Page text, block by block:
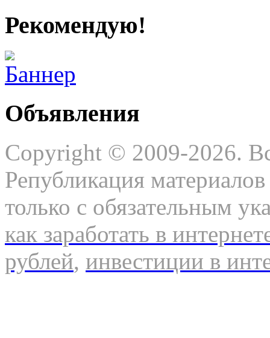
Рекомендую!
Объявления
Copyright © 2009-2026.
Републикация
только с обязательным
как заработать в
рублей, инвестиции в